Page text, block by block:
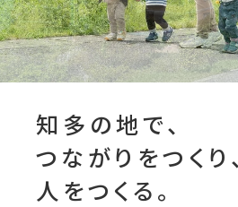
知多の地で、
つながりをつくり、
人をつくる。